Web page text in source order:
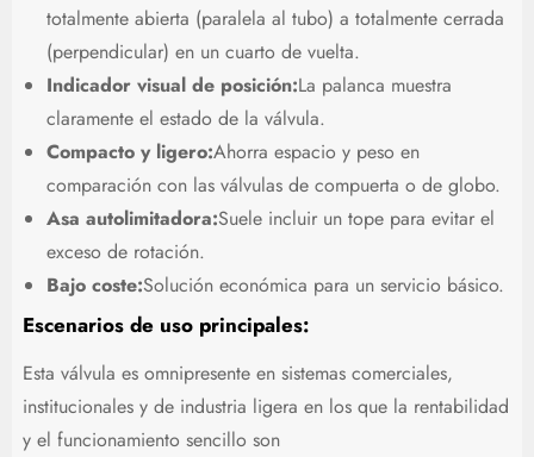
totalmente abierta (paralela al tubo) a totalmente cerrada
(perpendicular) en un cuarto de vuelta.
Indicador visual de posición:La palanca muestra
claramente el estado de la válvula.
Compacto y ligero:Ahorra espacio y peso en
comparación con las válvulas de compuerta o de globo.
Asa autolimitadora:Suele incluir un tope para evitar el
exceso de rotación.
Bajo coste:Solución económica para un servicio básico.
Escenarios de uso principales:
Esta válvula es omnipresente en sistemas comerciales,
institucionales y de industria ligera en los que la rentabilidad
y el funcionamiento sencillo son